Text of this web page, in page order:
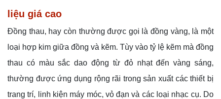
liệu giá cao
Đồng thau, hay còn thường được gọi là đồng vàng, là một
loại hợp kim giữa đồng và kẽm. Tùy vào tỷ lệ kẽm mà đồng
thau có màu sắc dao động từ đỏ nhạt đến vàng sáng,
thường được ứng dụng rộng rãi trong sản xuất các thiết bị
trang trí, linh kiện máy móc, vỏ đạn và các loại nhạc cụ. Do